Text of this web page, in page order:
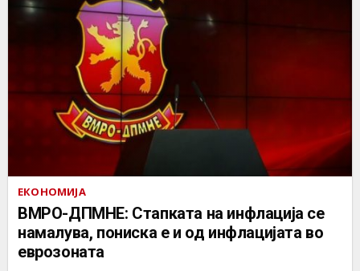
ЕКОНОМИЈА
ВМРО-ДПМНЕ: Стапката на инфлација се
намалува, пониска е и од инфлацијата во
еврозоната